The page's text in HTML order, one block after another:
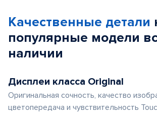
Качественные детали
популярные модели
наличии
Дисплеи класса Original
Оригинальная сочность, качество
цветопередача и чувствительность